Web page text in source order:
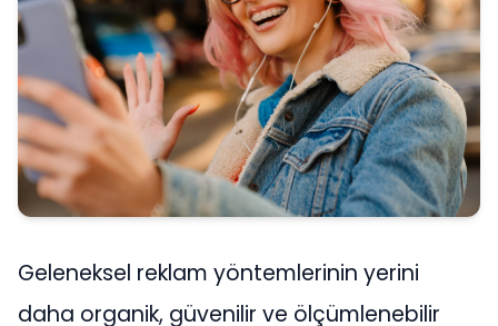
Geleneksel reklam yöntemlerinin yerini
daha organik, güvenilir ve ölçümlenebilir